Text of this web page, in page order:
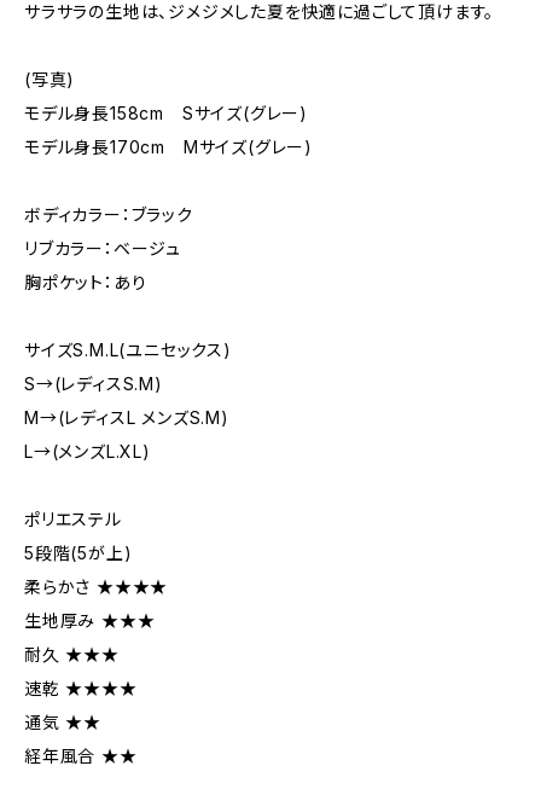
サラサラの生地は、ジメジメした夏を快適に過ごして頂けます。
(写真)
モデル身長158cm Sサイズ(グレー)
モデル身長170cm Mサイズ(グレー)
ボディカラー：ブラック
リブカラー：ベージュ
胸ポケット：あり
サイズS.M.L(ユニセックス)
S→(レディスS.M)
M→(レディスL メンズS.M)
L→(メンズL.XL)
ポリエステル
5段階(5が上)
柔らかさ ★★★★
生地厚み ★★★
耐久 ★★★
速乾 ★★★★
通気 ★★
経年風合 ★★